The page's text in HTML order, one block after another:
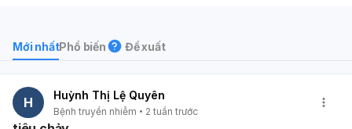
hợp này có sợ dơi cắn bé
vết cắn nào trên người
Mới nhấtPhổ biến Đề xuất
H Huỳnh Thị Lệ Quyên
Bệnh truyền nhiễm 2 tuần trước